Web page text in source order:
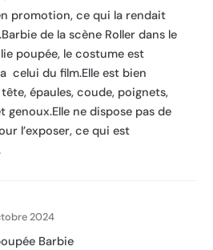
promotion, ce qui la rendait
de la scène Roller dans le
poupée, le costume est
celui du film.Elle est bien
épaules, coude, poignets,
genoux.Elle ne dispose pas de
l’exposer, ce qui est
2024
Barbie